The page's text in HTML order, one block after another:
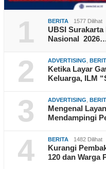
1 BERITA 1577 Dilihat
UBSI
Nasional
2 ADVERTISING
Ketika Layar
Keluarga, ILM
3 ADVERTISING
Mengenal
Mendampingi
4 BERITA 1482 Dilihat
Kurangi
120 dan Warga